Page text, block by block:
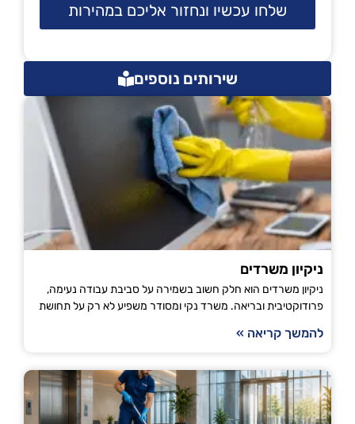
שלחו עכשיו ונחזור אליכם במהירות
שירותים נוספים
ניקיון משרדים
ניקיון משרדים הוא חלק חשוב בשמירה על סביבת עבודה נעימה,
פרודוקטיבית ובריאה. משרד נקי ומסודר משפיע לא רק על תחושת
להמשך קריאה »